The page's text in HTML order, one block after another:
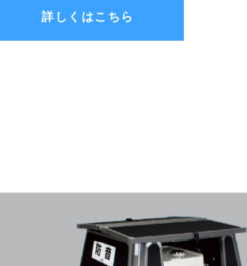
詳しくはこちら